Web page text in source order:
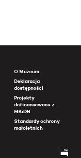
O Muzeum
Deklaracja
dostępności
Projekty
dofinansowane z
MKiDN
Standardy ochrony
małoletnich